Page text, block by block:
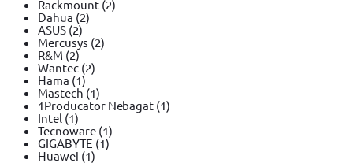
Rackmount (2)
Dahua (2)
ASUS (2)
Mercusys (2)
R&M (2)
Wantec (2)
Hama (1)
Mastech (1)
1Producator Nebagat (1)
Intel (1)
Tecnoware (1)
GIGABYTE (1)
Huawei (1)